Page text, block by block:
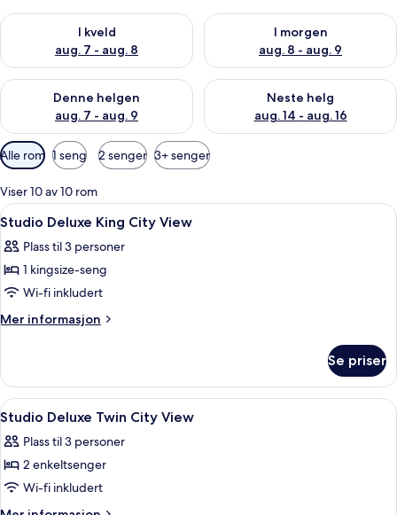
I kveld
aug. 7 - aug. 8
Sjekk tilgjengelighet for i kveld, aug. 7 - aug. 8
I morgen
aug. 8 - aug. 9
Sjekk tilgjengelighet for i
Denne helgen
aug. 7 - aug. 9
Sjekk tilgjengelighet for denne helgen, aug. 7 - aug. 9
Neste helg
aug. 14 - aug. 16
Sjekk tilgjengelighet for neste
Tilgjengelige
filtre
for
rom
Alle rom 1 seng 2 senger 3+ senger
Viser 10 av 10 rom
Åpne
alle
bildene
av
Studio
Deluxe
View
Sengetøy av topp kvalitet,
8
Studio Deluxe King City View
Plass til 3 personer
1 kingsize-seng
Wi-fi inkludert
Mer informasjon
Mer
Deluxe
King
City
Se priser
Åpne
alle
bildene
av
Studio
Deluxe
Sengetøy av topp kvalitet,
7
Studio Deluxe Twin City View
Plass til 3 personer
2 enkeltsenger
Wi-fi inkludert